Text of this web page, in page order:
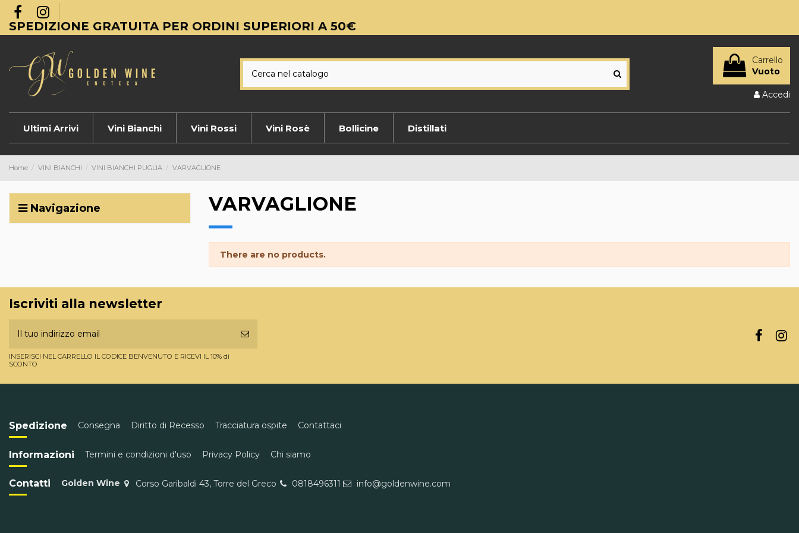
SPEDIZIONE GRATUITA PER ORDINI SUPERIORI A 50€
Carrello
Vuoto
Accedi
Ultimi Arrivi Vini Bianchi Vini Rossi Vini Rosè Bollicine Distillati
Home VINI BIANCHI VINI BIANCHI PUGLIA VARVAGLIONE
VARVAGLIONE
There are no products.
Navigazione
Iscriviti alla newsletter
INSERISCI NEL CARRELLO IL CODICE BENVENUTO E RICEVI IL 10% di
SCONTO
Spedizione Consegna Diritto di Recesso Tracciatura ospite Contattaci
Informazioni Termini e condizioni d'uso Privacy Policy Chi siamo
Contatti Golden Wine Corso Garibaldi 43, Torre del Greco 0818496311 info@goldenwine.com